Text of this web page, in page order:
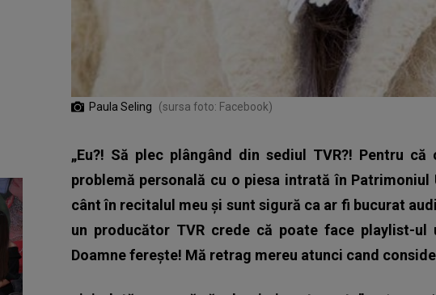
Paula Seling (sursa foto: Facebook)
„Eu?! Să plec plângând din sediul TVR?! Pentru
problemă personală cu o piesa intrată în Patrimoniul
cânt în recitalul meu și sunt sigură ca ar fi bucurat
un producător TVR crede că poate face playlist-
Doamne ferește! Mă retrag mereu atunci cand